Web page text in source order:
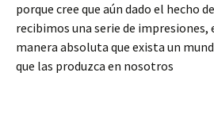
porque cree que aún dado el hecho
recibimos una serie de impresiones,
manera absoluta que exista un
que las produzca en nosotros